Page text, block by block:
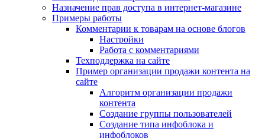
Назначение прав доступа в интернет-магазине
Примеры работы
Комментарии к товарам на основе блогов
Настройки
Работа с комментариями
Техподдержка на сайте
Пример организации продажи контента на
сайте
Алгоритм организации продажи
контента
Создание группы пользователей
Создание типа инфоблока и
инфоблоков